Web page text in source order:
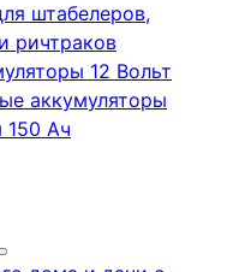
штабелеров,
ричтраков
12 Вольт
аккумуляторы
150 Ач